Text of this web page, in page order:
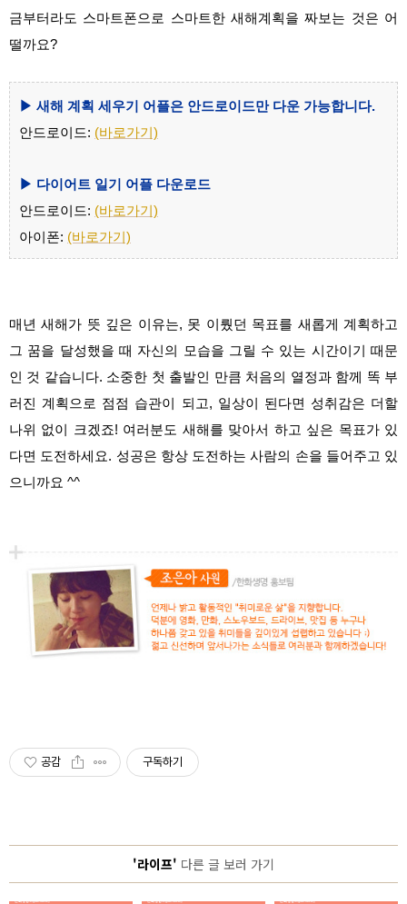
금부터라도 스마트폰으로 스마트한 새해계획을 짜보는 것은 어
떨까요?
▶ 새해 계획 세우기 어플은 안드로이드만 다운 가능합니다.
안드로이드: (바로가기)
▶ 다이어트 일기 어플 다운로드
안드로이드: (바로가기)
아이폰: (바로가기)
매년 새해가 뜻 깊은 이유는, 못 이뤘던 목표를 새롭게 계획하고
그 꿈을 달성했을 때 자신의 모습을 그릴 수 있는 시간이기 때문
인 것 같습니다. 소중한 첫 출발인 만큼 처음의 열정과 함께 똑 부
러진 계획으로 점점 습관이 되고, 일상이 된다면 성취감은 더할
나위 없이 크겠죠! 여러분도 새해를 맞아서 하고 싶은 목표가 있
다면 도전하세요. 성공은 항상 도전하는 사람의 손을 들어주고 있
으니까요 ^^
공감 구독하기
'라이프' 다른 글 보러 가기